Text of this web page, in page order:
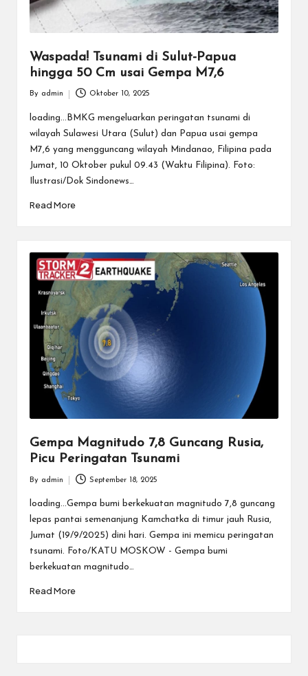
Waspada! Tsunami di Sulut-Papua
hingga 50 Cm usai Gempa M7,6
by
By admin Oktober 10, 2025
loading...BMKG mengeluarkan peringatan tsunami di
wilayah Sulawesi Utara (Sulut) dan Papua usai gempa
M7,6 yang mengguncang wilayah Mindanao, Filipina pada
Jumat, 10 Oktober pukul 09.43 (Waktu Filipina). Foto:
Ilustrasi/Dok Sindonews…
Read More
Gempa Magnitudo 7,8 Guncang Rusia,
Picu Peringatan Tsunami
by
By admin September 18, 2025
loading...Gempa bumi berkekuatan magnitudo 7,8 guncang
lepas pantai semenanjung Kamchatka di timur jauh Rusia,
Jumat (19/9/2025) dini hari. Gempa ini memicu peringatan
tsunami. Foto/KATU MOSKOW - Gempa bumi
berkekuatan magnitudo…
Read More